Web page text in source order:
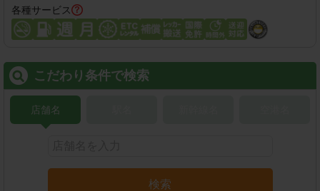
各種サービス
こだわり条件で検索
店舗名
検索